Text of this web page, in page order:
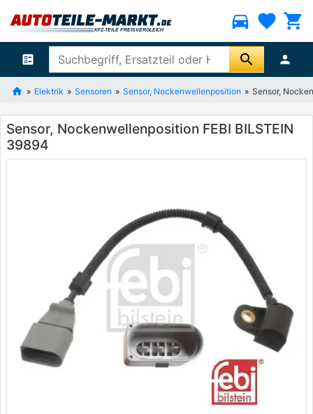
directions_car favorite shopping_cart
ballot search person
Elektrik Sensoren Sensor, Nockenwellenposition Sensor,
Sensor, Nockenwellenposition FEBI BILSTEIN
39894